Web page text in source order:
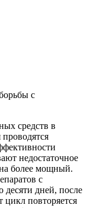
с
средств в
недостаточное
более мощный.
с
десяти дней, после
цикл повторяется